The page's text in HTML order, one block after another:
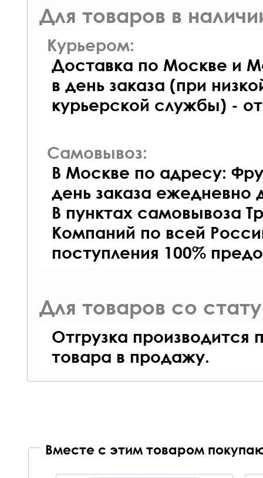
Для товаров в
Курьером:
Доставка по Москве и
в день заказа (при
курьерской службы) -
Самовывоз:
В Москве по адресу:
день заказа ежедневно
В пунктах самовывоза
Компаний по всей
поступления 100%
Для товаров со
Отгрузка производится
товара в продажу.
Вместе с этим товаром